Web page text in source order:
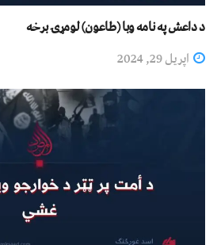
د داعش په نامه وبا (طاعون) لومړۍ برخه
اپریل 29, 2024